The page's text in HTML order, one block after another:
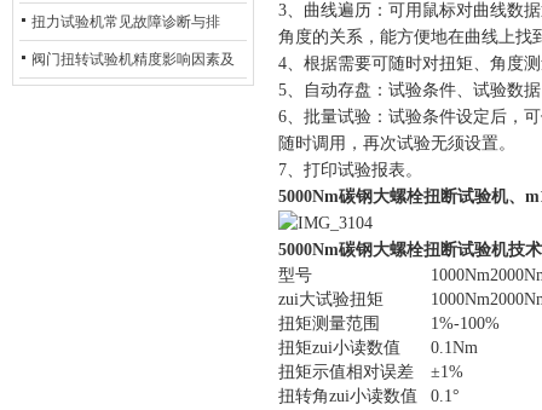
动态测试的标准化流程
扭力试验机常见故障诊断与排
除：从传感器信号异常到机械传
阀门扭转试验机精度影响因素及
3、曲线遍历：可用鼠标对曲线数
角度的关系，能方便地在曲线上找
4、根据需要可随时对扭矩、角度
5、自动存盘：试验条件、试验数
6、批量试验：试验条件设定后，
随时调用，再次试验无须设置。
7、打印试验报表。
5000Nm碳钢大螺栓扭断试验机、
5000Nm碳钢大螺栓扭断试验机技
型号
1000Nm
zui大试验扭矩
1000Nm
扭矩测量范围
1%-100%
扭矩zui小读数值
0.1Nm
扭矩示值相对误差
±1%
扭转角zui小读数值
0.1°